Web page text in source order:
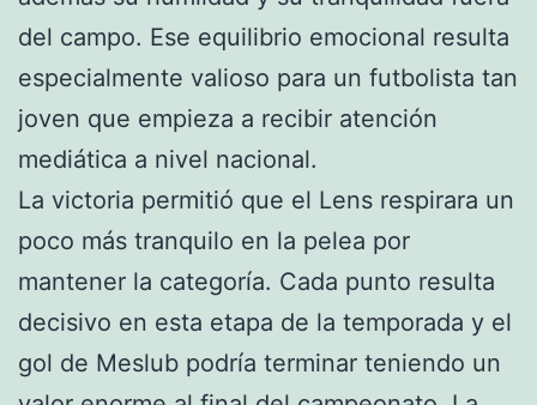
del campo. Ese equilibrio emocional resulta
especialmente valioso para un futbolista tan
joven que empieza a recibir atención
mediática a nivel nacional.
La victoria permitió que el Lens respirara un
poco más tranquilo en la pelea por
mantener la categoría. Cada punto resulta
decisivo en esta etapa de la temporada y el
gol de Meslub podría terminar teniendo un